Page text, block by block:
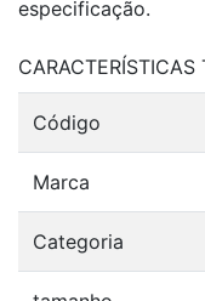
especificação.
CARACTERÍSTICAS
Código
Marca
Categoria